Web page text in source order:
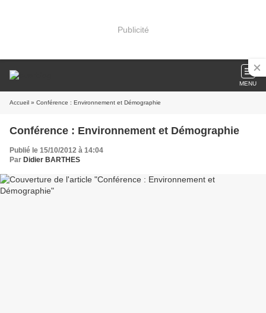
Publicité
MENU
Accueil » Conférence : Environnement et Démographie
Conférence : Environnement et Démographie
Publié le 15/10/2012 à 14:04
Par Didier BARTHES